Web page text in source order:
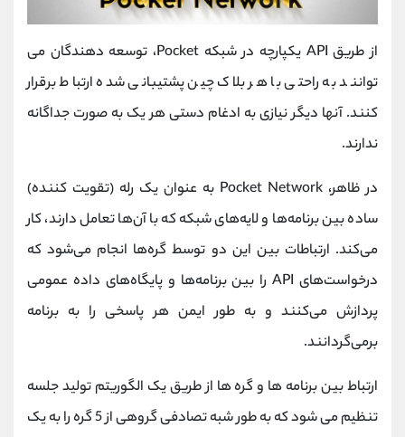
از طریق API یکپارچه در شبکه Pocket، توسعه دهندگان می
توانند به راحتی با هر بلاک چین پشتیبانی شده ارتباط برقرار
کنند. آنها دیگر نیازی به ادغام دستی هر یک به صورت جداگانه
ندارند.
در ظاهر، Pocket Network به عنوان یک رله (تقویت کننده)
ساده بین برنامه‌ها و لایه‌های شبکه که با آن‌ها تعامل دارند، کار
می‌کند. ارتباطات بین این دو توسط گره‌ها انجام می‌شود که
درخواست‌های API را بین برنامه‌ها و پایگاه‌های داده عمومی
پردازش می‌کنند و به طور ایمن هر پاسخی را به برنامه
برمی‌گردانند.
ارتباط بین برنامه ها و گره ها از طریق یک الگوریتم تولید جلسه
تنظیم می شود که به طور شبه تصادفی گروهی از 5 گره را به یک